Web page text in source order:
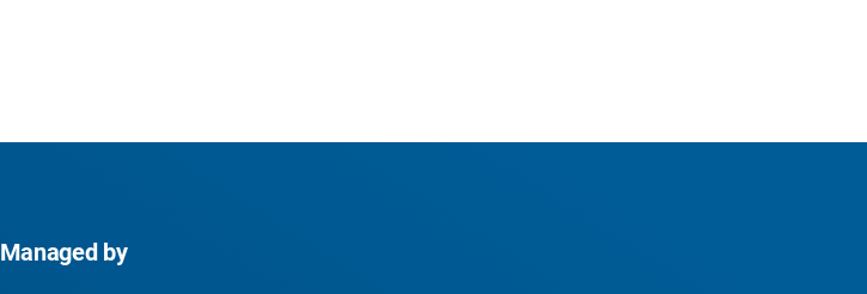
Managed by